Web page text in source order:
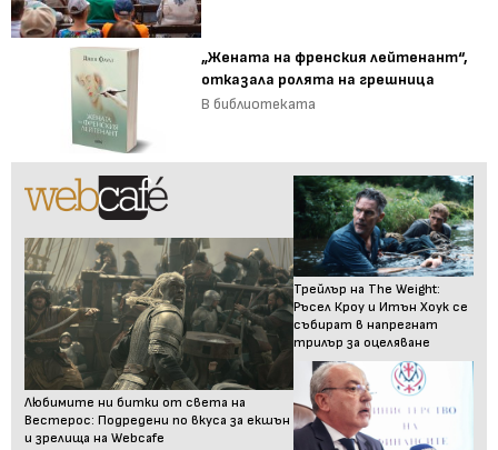
„Жената на френския лейтенант“,
отказала ролята на грешница
В библиотеката
Любимите ни битки от света на
Вестерос: Подредени по вкуса за екшън
и зрелища на Webcafe
Трейлър на The Weight:
Ръсел Кроу и Итън Хоук се
събират в напрегнат
трилър за оцеляване